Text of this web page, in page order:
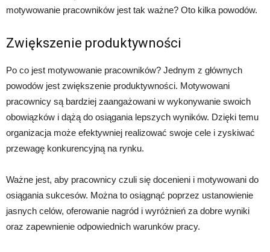
motywowanie pracowników jest tak ważne? Oto kilka powodów.
Zwiększenie produktywności
Po co jest motywowanie pracowników? Jednym z głównych
powodów jest zwiększenie produktywności. Motywowani
pracownicy są bardziej zaangażowani w wykonywanie swoich
obowiązków i dążą do osiągania lepszych wyników. Dzięki temu
organizacja może efektywniej realizować swoje cele i zyskiwać
przewagę konkurencyjną na rynku.
Ważne jest, aby pracownicy czuli się docenieni i motywowani do
osiągania sukcesów. Można to osiągnąć poprzez ustanowienie
jasnych celów, oferowanie nagród i wyróżnień za dobre wyniki
oraz zapewnienie odpowiednich warunków pracy.